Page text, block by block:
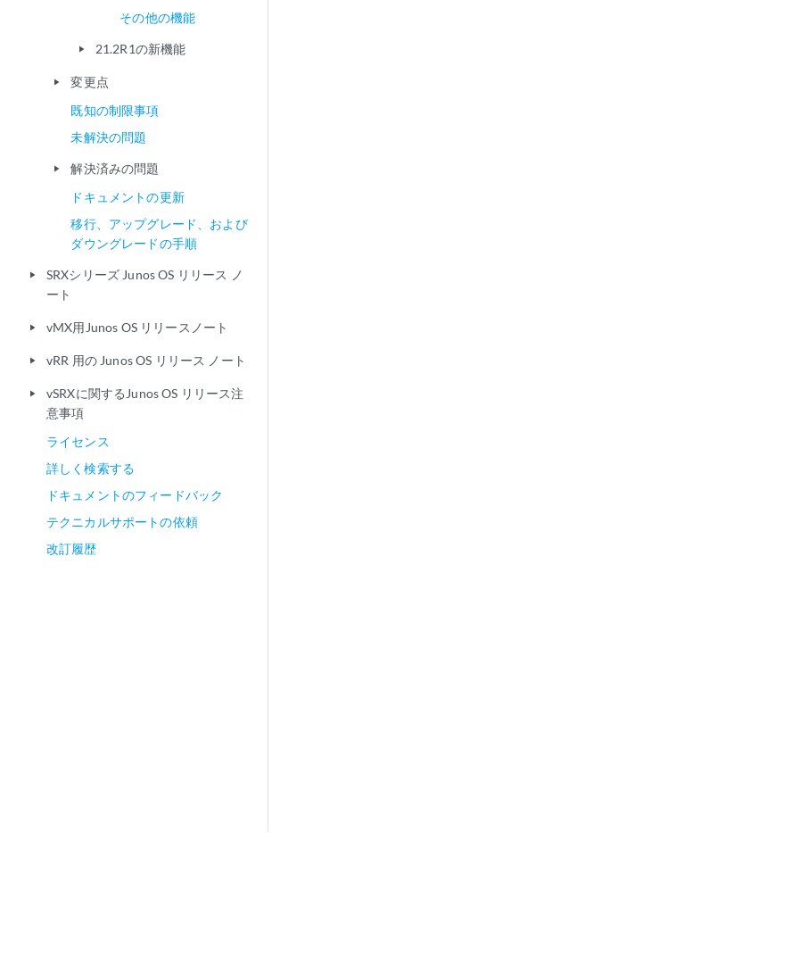
その他の機能
play_arrow 21.2R1の新機能
play_arrow
変更点
既知の制限事項
未解決の問題
play_arrow
解決済みの問題
ドキュメントの更新
移行、アップグレード、および
ダウングレードの手順
play_arrow
SRXシリーズ Junos OS リリース ノ
ート
play_arrow vMX用Junos OS リリースノート
play_arrow vRR 用の Junos OS リリース ノート
play_arrow
vSRXに関するJunos OS リリース注
意事項
ライセンス
詳しく検索する
ドキュメントのフィードバック
テクニカルサポートの依頼
改訂履歴